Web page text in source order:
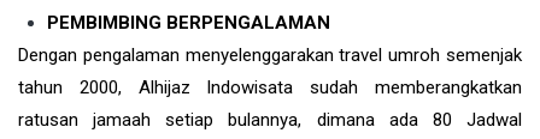
PEMBIMBING BERPENGALAMAN
Dengan pengalaman menyelenggarakan travel umroh semenjak
tahun 2000, Alhijaz Indowisata sudah memberangkatkan
ratusan jamaah setiap bulannya, dimana ada 80 Jadwal